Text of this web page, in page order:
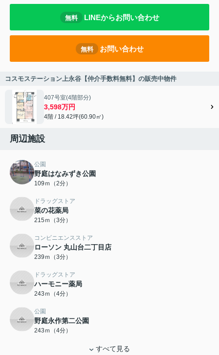
無料 LINEからお問い合わせ
無料 お問い合わせ
コスモステーション上永谷【仲介手数料無料】の販売中物件
407号室(4階部分)
3,598万円
4階 / 18.42坪(60.90㎡)
周辺施設
公園
野庭はなみずき公園
109ｍ（2分）
ドラッグストア
菜の花薬局
215ｍ（3分）
コンビニエンスストア
ローソン 丸山台二丁目店
239ｍ（3分）
ドラッグストア
ハーモニー薬局
243ｍ（4分）
公園
野庭永作第二公園
243ｍ（4分）
すべて見る